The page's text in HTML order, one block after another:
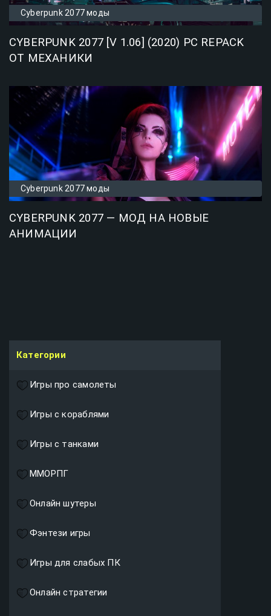
Cyberpunk 2077 моды
CYBERPUNK 2077 [V 1.06] (2020) PC REPACK
ОТ МЕХАНИКИ
Cyberpunk 2077 моды
CYBERPUNK 2077 — МОД НА НОВЫЕ
АНИМАЦИИ
Категории
Игры про самолеты
Игры с кораблями
Игры с танками
ММОРПГ
Онлайн шутеры
Фэнтези игры
Игры для слабых ПК
Онлайн стратегии